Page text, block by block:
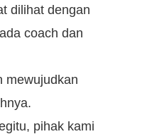
dilihat dengan
coach dan
mewujudkan
pihak kami